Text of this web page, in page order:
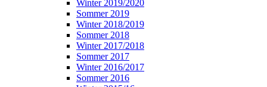
Winter 2019/2020
Sommer 2019
Winter 2018/2019
Sommer 2018
Winter 2017/2018
Sommer 2017
Winter 2016/2017
Sommer 2016